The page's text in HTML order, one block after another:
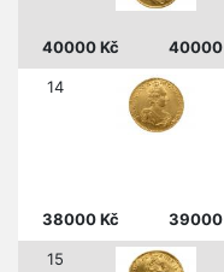
40000 Kč 40000
14
38000 Kč 39000
15